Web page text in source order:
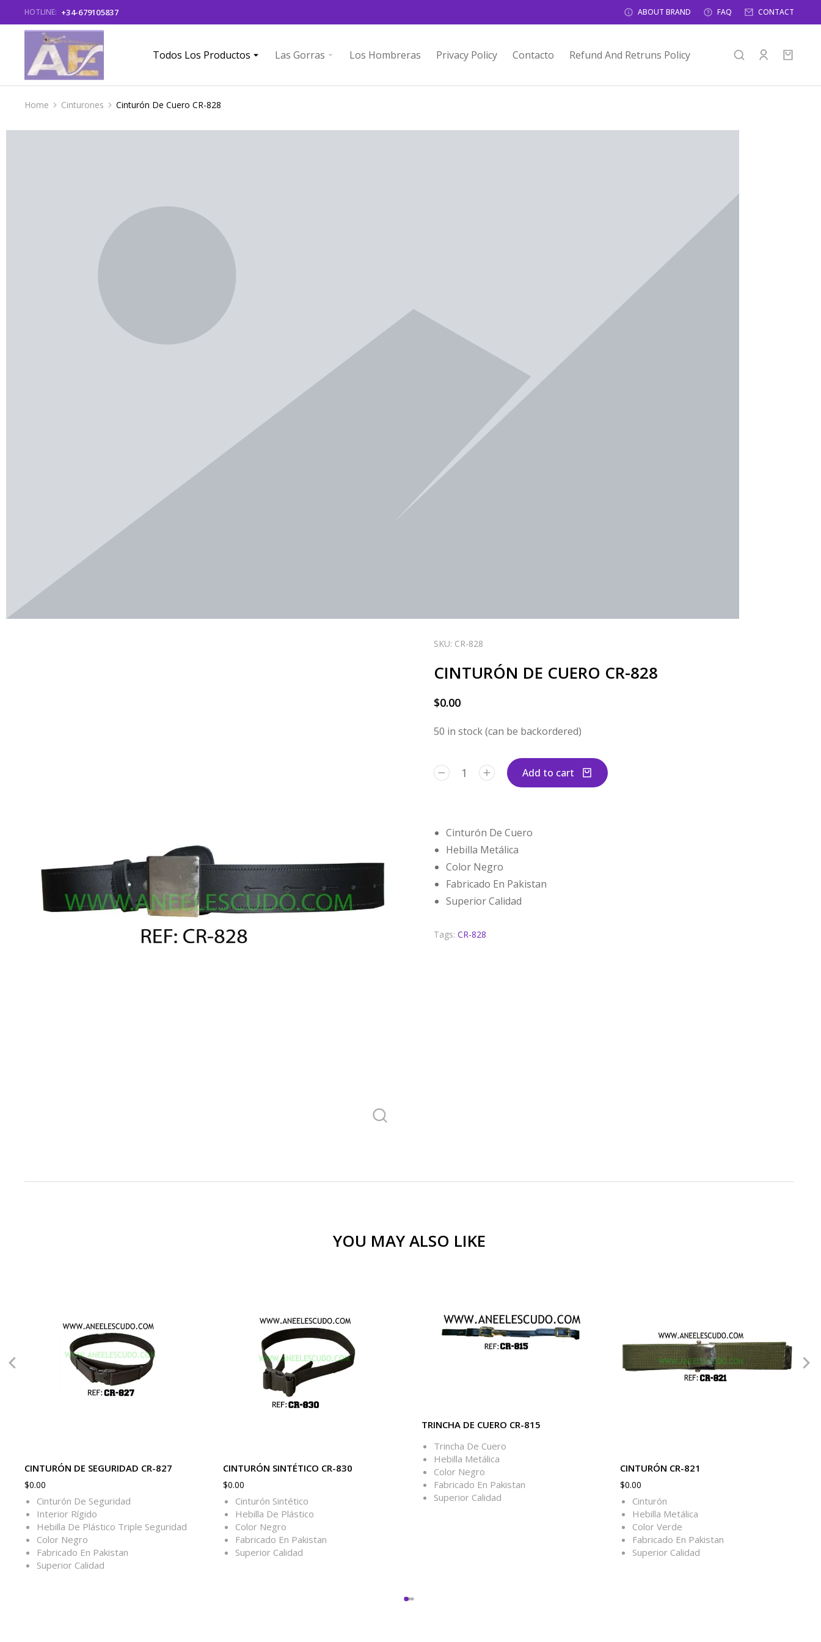
HOTLINE: +34-679105837 ABOUT BRAND FAQ CONTACT
Todos Los Productos Las Gorras Los Hombreras Privacy Policy Contacto Refund And Retruns Policy
You are here:
Home Cinturones Cinturón De Cuero CR-828
SKU: CR-828
CINTURÓN DE CUERO CR-828
$0.00
50 in stock (can be backordered)
Add to cart
Cinturón De Cuero
Hebilla Metálica
Color Negro
Fabricado En Pakistan
Superior Calidad
Tags: CR-828
YOU MAY ALSO LIKE
CINTURÓN DE SEGURIDAD CR-827
$0.00
Cinturón De Seguridad
Interior Rígido
Hebilla De Plástico Triple Seguridad
Color Negro
Fabricado En Pakistan
Superior Calidad
CINTURÓN SINTÉTICO CR-830
$0.00
Cinturón Sintético
Hebilla De Plástico
Color Negro
Fabricado En Pakistan
Superior Calidad
TRINCHA DE CUERO CR-815
Trincha De Cuero
Hebilla Metálica
Color Negro
Fabricado En Pakistan
Superior Calidad
CINTURÓN CR-821
$0.00
Cinturón
Hebilla Metálica
Color Verde
Fabricado En Pakistan
Superior Calidad